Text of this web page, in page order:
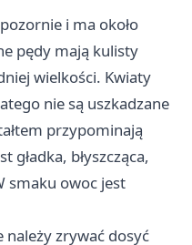
i ma około
pędy mają kulisty
wielkości. Kwiaty
nie są uszkadzane
przypominają
gładka, błyszcząca,
smaku owoc jest
należy zrywać dosyć